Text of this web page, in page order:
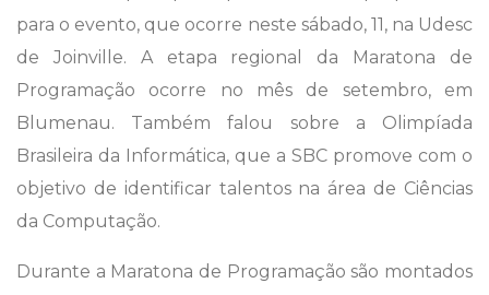
para o evento, que ocorre neste sábado, 11, na Udesc
de Joinville. A etapa regional da Maratona de
Programação ocorre no mês de setembro, em
Blumenau. Também falou sobre a Olimpíada
Brasileira da Informática, que a SBC promove com o
objetivo de identificar talentos na área de Ciências
da Computação.
Durante a Maratona de Programação são montados